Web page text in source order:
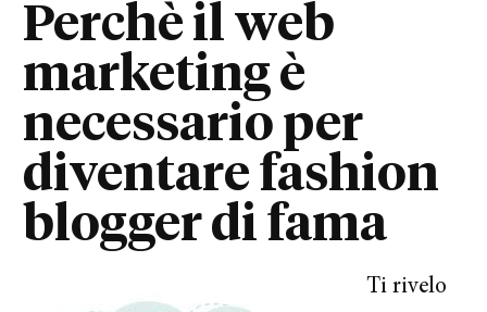
Perchè il web
marketing è
necessario per
diventare fashion
blogger di fama
Ti rivelo